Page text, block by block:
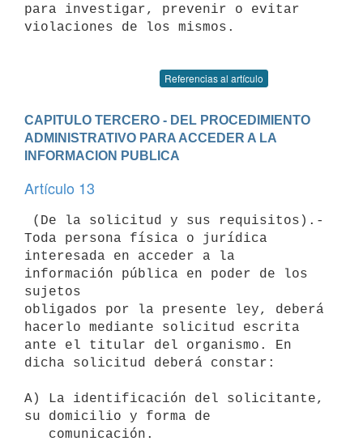
para investigar, prevenir o evitar
violaciones de los mismos.
Referencias al artículo
CAPITULO TERCERO - DEL PROCEDIMIENTO
ADMINISTRATIVO PARA ACCEDER A LA
INFORMACION PUBLICA
Artículo 13
Toda persona física o jurídica
interesada en acceder a la
información pública en poder de los
sujetos
obligados por la presente ley, deberá
hacerlo mediante solicitud escrita
ante el titular del organismo. En
dicha solicitud deberá constar:
A) La identificación del solicitante,
su domicilio y forma de